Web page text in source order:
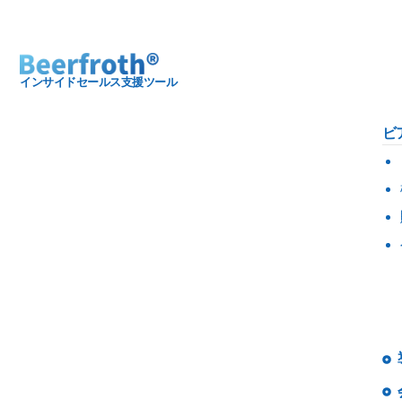
インサイドセールス支援ツール
ビ